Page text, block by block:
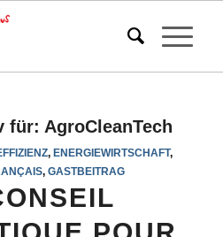
für: AgroCleanTech
,ENERGIEWIRTSCHAFT,
,GASTBEITRAG